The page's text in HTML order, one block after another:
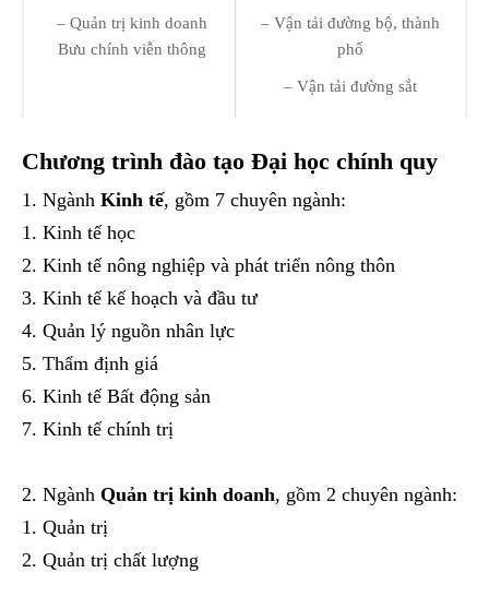
– Quản trị kinh doanh
Bưu chính viễn thông
– Vận tải đường bộ, thành
phố
– Vận tải đường sắt
Chương trình đào tạo Đại học chính quy
Ngành Kinh tế, gồm 7 chuyên ngành:
Kinh tế học
Kinh tế nông nghiệp và phát triển nông thôn
Kinh tế kế hoạch và đầu tư
Quản lý nguồn nhân lực
Thẩm định giá
Kinh tế Bất động sản
Kinh tế chính trị
Ngành Quản trị kinh doanh, gồm 2 chuyên ngành:
Quản trị
Quản trị chất lượng